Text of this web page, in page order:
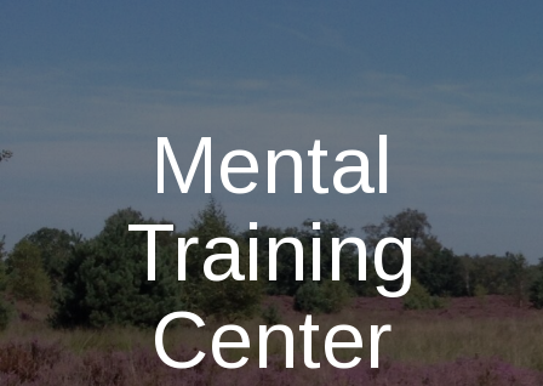
Mental
Training
Center